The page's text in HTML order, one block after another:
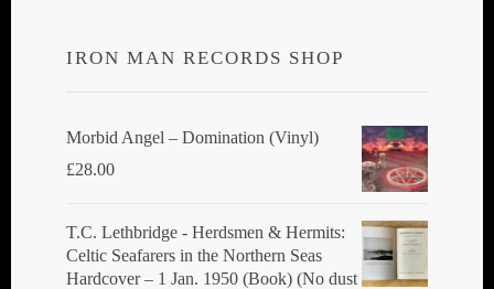
IRON MAN RECORDS SHOP
Morbid Angel ‎– Domination (Vinyl)
£28.00
T.C. Lethbridge - Herdsmen & Hermits:
Celtic Seafarers in the Northern Seas
Hardcover – 1 Jan. 1950 (Book) (No dust